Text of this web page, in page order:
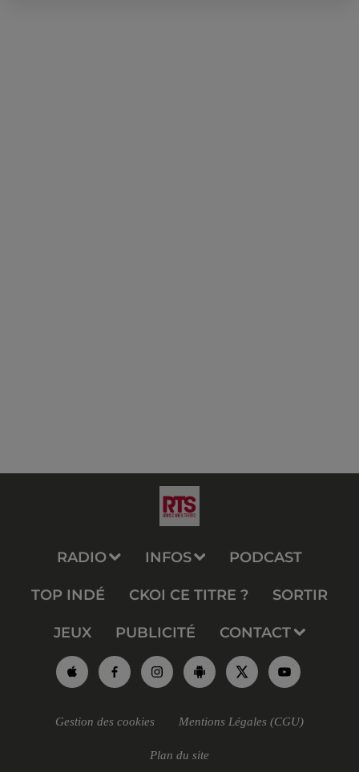
RADIO INFOS PODCAST
TOP INDÉ CKOI CE TITRE ? SORTIR
JEUX PUBLICITÉ CONTACT
Gestion des cookies Mentions Légales (CGU)
Plan du site